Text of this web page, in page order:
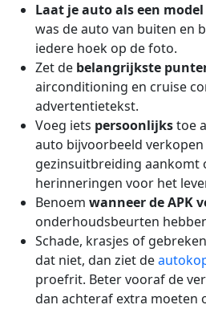
Laat je auto als een
was de auto van buiten en
iedere hoek op de foto.
Zet de belangrijkste
airconditioning en cruise
advertentietekst.
Voeg iets persoonlijkstoe
auto bijvoorbeeld
gezinsuitbreiding aankomt
herinneringen voor het
Benoem wanneer de APK
onderhoudsbeurten
Schade, krasjes of
dat niet, dan ziet de
proefrit. Beter vooraf de
dan achteraf extra moeten